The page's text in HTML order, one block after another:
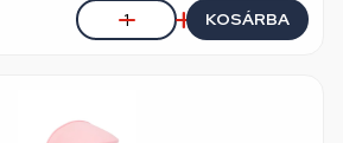
KOSÁRBA